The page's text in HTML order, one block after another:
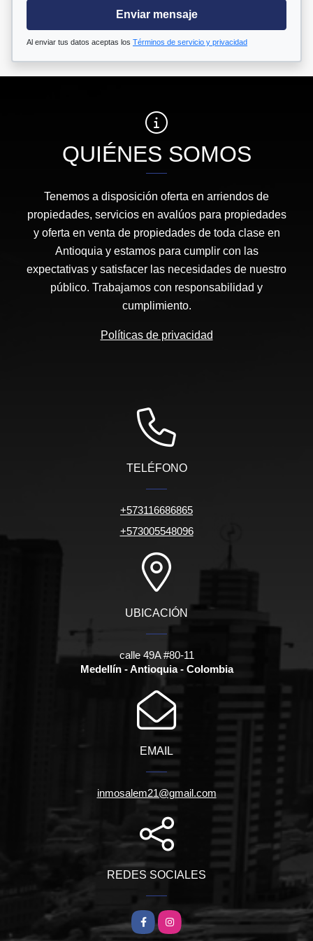
Enviar mensaje
Al enviar tus datos aceptas los Términos de servicio y privacidad
QUIÉNES SOMOS
Tenemos a disposición oferta en arriendos de
propiedades, servicios en avalúos para propiedades
y oferta en venta de propiedades de toda clase en
Antioquia y estamos para cumplir con las
expectativas y satisfacer las necesidades de nuestro
público. Trabajamos con responsabilidad y
cumplimiento.
Políticas de privacidad
TELÉFONO
+573116686865
+573005548096
UBICACIÓN
calle 49A #80-11
Medellín - Antioquia - Colombia
EMAIL
inmosalem21@gmail.com
REDES SOCIALES
FacebookInstagram